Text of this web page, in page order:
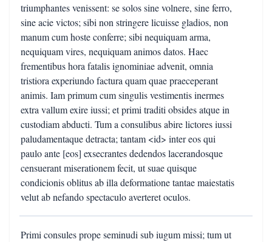
triumphantes venissent: se solos sine volnere, sine ferro,
sine acie victos; sibi non stringere licuisse gladios, non
manum cum hoste conferre; sibi nequiquam arma,
nequiquam vires, nequiquam animos datos. Haec
frementibus hora fatalis ignominiae advenit, omnia
tristiora experiundo factura quam quae praeceperant
animis. Iam primum cum singulis vestimentis inermes
extra vallum exire iussi; et primi traditi obsides atque in
custodiam abducti. Tum a consulibus abire lictores iussi
paludamentaque detracta; tantam <id> inter eos qui
paulo ante [eos] exsecrantes dedendos lacerandosque
censuerant miserationem fecit, ut suae quisque
condicionis oblitus ab illa deformatione tantae maiestatis
velut ab nefando spectaculo averteret oculos.
Primi consules prope seminudi sub iugum missi; tum ut